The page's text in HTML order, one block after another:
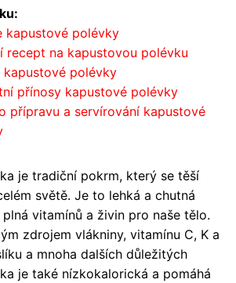
kapustové polévky
recept na kapustovou polévku
kapustové polévky
přínosy kapustové polévky
přípravu a servírování kapustové
je tradiční pokrm, který se těší
světě. Je to lehká a chutná
vitamínů a živin pro naše tělo.
zdrojem vlákniny, vitamínu C, K a
a mnoha dalších důležitých
je také nízkokalorická a pomáhá